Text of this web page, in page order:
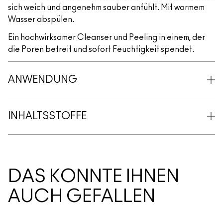
sich weich und angenehm sauber anfühlt. Mit warmem
Wasser abspülen.
Ein hochwirksamer Cleanser und Peeling in einem, der
die Poren befreit und sofort Feuchtigkeit spendet.
ANWENDUNG
INHALTSSTOFFE
DAS KÖNNTE IHNEN
AUCH GEFALLEN